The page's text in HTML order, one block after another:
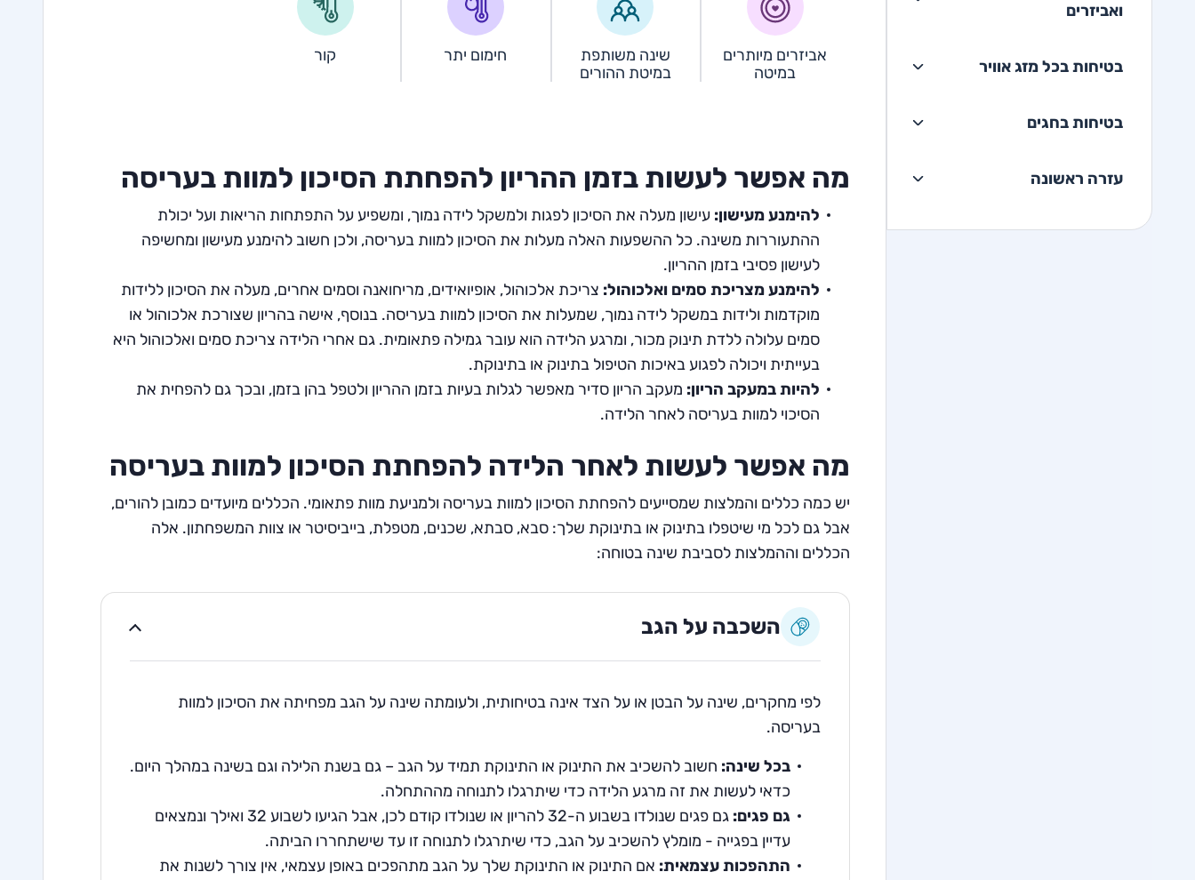
ואביזרים
בטיחות בכל מזג אוויר
בטיחות בחגים
עזרה ראשונה
אביזרים מיותרים
במיטה
שינה משותפת
במיטת ההורים
חימום יתר קור
מה אפשר לעשות בזמן ההריון להפחתת הסיכון למוות בעריסה
להימנע מעישון: עישון מעלה את הסיכון לפגות ולמשקל לידה נמוך, ומשפיע על התפתחות הריאות ועל יכולת
ההתעוררות משינה. כל ההשפעות האלה מעלות את הסיכון למוות בעריסה, ולכן חשוב להימנע מעישון ומחשיפה
לעישון פסיבי בזמן ההריון.
להימנע מצריכת סמים ואלכוהול: צריכת אלכוהול, אופיואידים, מריחואנה וסמים אחרים, מעלה את הסיכון ללידות
מוקדמות ולידות במשקל לידה נמוך, שמעלות את הסיכון למוות בעריסה. בנוסף, אישה בהריון שצורכת אלכוהול או
סמים עלולה ללדת תינוק מכור, ומרגע הלידה הוא עובר גמילה פתאומית. גם אחרי הלידה צריכת סמים ואלכוהול היא
בעייתית ויכולה לפגוע באיכות הטיפול בתינוק או בתינוקת.
להיות במעקב הריון: מעקב הריון סדיר מאפשר לגלות בעיות בזמן ההריון ולטפל בהן בזמן, ובכך גם להפחית את
הסיכוי למוות בעריסה לאחר הלידה.
מה אפשר לעשות לאחר הלידה להפחתת הסיכון למוות בעריסה
יש כמה כללים והמלצות שמסייעים להפחתת הסיכון למוות בעריסה ולמניעת מוות פתאומי. הכללים מיועדים כמובן להורים,
אבל גם לכל מי שיטפלו בתינוק או בתינוקת שלך: סבא, סבתא, שכנים, מטפלת, בייביסיטר או צוות המשפחתון. אלה
הכללים וההמלצות לסביבת שינה בטוחה:
השכבה על הגב
לפי מחקרים, שינה על הבטן או על הצד אינה בטיחותית, ולעומתה שינה על הגב מפחיתה את הסיכון למוות
בעריסה.
בכל שינה: חשוב להשכיב את התינוק או התינוקת תמיד על הגב – גם בשנת הלילה וגם בשינה במהלך היום.
כדאי לעשות את זה מרגע הלידה כדי שיתרגלו לתנוחה מההתחלה.
גם פגים:
גם פגים שנולדו בשבוע ה-32 להריון או שנולדו קודם לכן, אבל הגיעו לשבוע 32 ואילך ונמצאים
עדיין בפגייה - מומלץ להשכיב על הגב, כדי שיתרגלו לתנוחה זו עד שישתחררו הביתה.
התהפכות עצמאית: אם התינוק או התינוקת שלך על הגב מתהפכים באופן עצמאי, אין צורך לשנות את